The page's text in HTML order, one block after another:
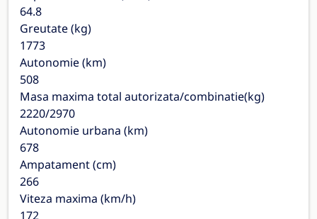
64.8
Greutate (kg)
1773
Autonomie (km)
508
Masa maxima total autorizata/combinatie(kg)
2220/2970
Autonomie urbana (km)
678
Ampatament (cm)
266
Viteza maxima (km/h)
172